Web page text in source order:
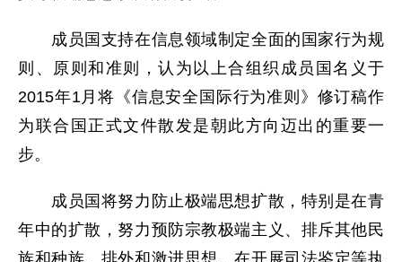
成员国支持在信息领域制定全面的国家行为规
则、原则和准则，认为以上合组织成员国名义于
2015年1月将《信息安全国际行为准则》修订稿作
为联合国正式文件散发是朝此方向迈出的重要一
步。
成员国将努力防止极端思想扩散，特别是在青
年中的扩散，努力预防宗教极端主义、排斥其他民
族和种族、排外和激进思想。在开展司法鉴定等执